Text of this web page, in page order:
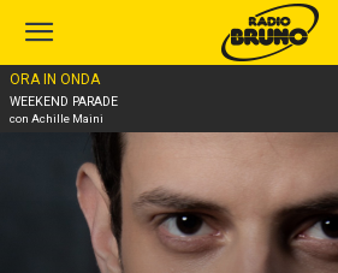
ORA IN ONDA
WEEKEND PARADE
con Achille Maini
Home